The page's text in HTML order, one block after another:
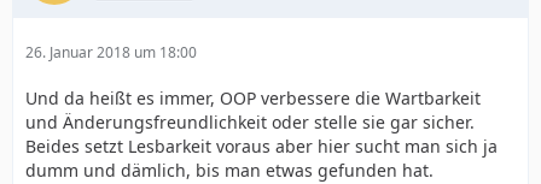
26. Januar 2018 um 18:00
Und da heißt es immer, OOP verbessere die Wartbarkeit
und Änderungsfreundlichkeit oder stelle sie gar sicher.
Beides setzt Lesbarkeit voraus aber hier sucht man sich ja
dumm und dämlich, bis man etwas gefunden hat.